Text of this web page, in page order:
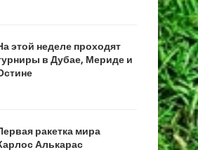
этой неделе проходят
в Дубае, Мериде и
ракетка мира
Алькарас